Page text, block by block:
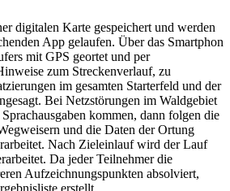
digitalen Karte gespeichert und werden
App gelaufen. Über das Smartphon
mit GPS geortet und per
zum Streckenverlauf, zu
im gesamten Starterfeld und der
Bei Netzstörungen im Waldgebiet
kommen, dann folgen die
und die Daten der Ortung
Nach Zieleinlauf wird der Lauf
Da jeder Teilnehmer die
Aufzeichnungspunkten absolviert,
erstellt.